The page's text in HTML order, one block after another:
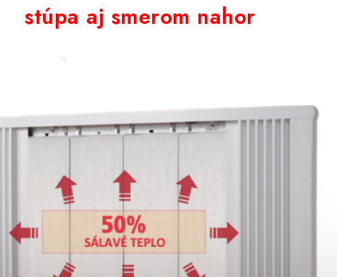
stúpa aj smerom nahor